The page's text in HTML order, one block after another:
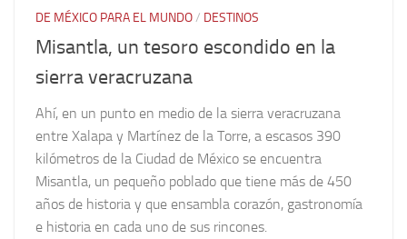
DE MÉXICO PARA EL MUNDO/ DESTINOS
Misantla, un tesoro escondido en la
sierra veracruzana
Ahí, en un punto en medio de la sierra veracruzana
entre Xalapa y Martínez de la Torre, a escasos 390
kilómetros de la Ciudad de México se encuentra
Misantla, un pequeño poblado que tiene más de 450
años de historia y que ensambla corazón, gastronomía
e historia en cada uno de sus rincones.